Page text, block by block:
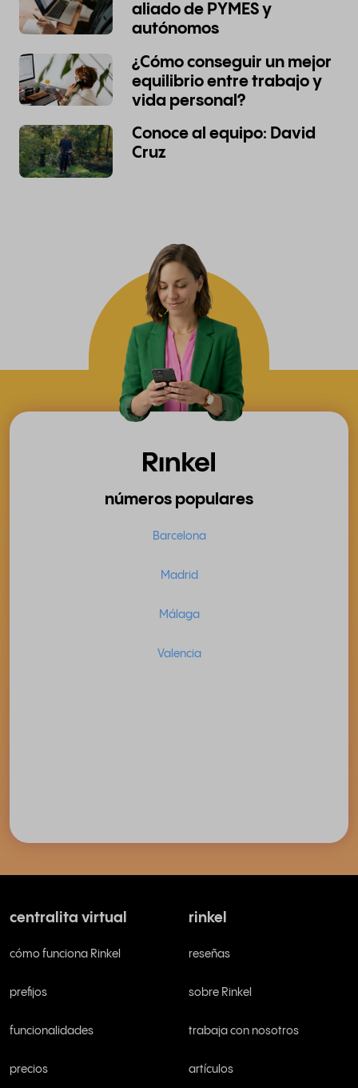
aliado de PYMES y
autónomos
¿Cómo conseguir un mejor
equilibrio entre trabajo y
vida personal?
Conoce al equipo: David
Cruz
números populares
Barcelona
Madrid
Málaga
Valencia
centralita virtual
cómo funciona Rinkel
prefijos
funcionalidades
precios
rinkel
reseñas
sobre Rinkel
trabaja con nosotros
artículos